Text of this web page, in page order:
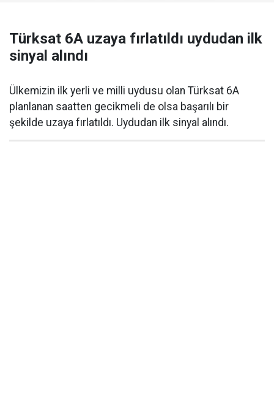
Türksat 6A uzaya fırlatıldı uydudan ilk
sinyal alındı
Ülkemizin ilk yerli ve milli uydusu olan Türksat 6A
planlanan saatten gecikmeli de olsa başarılı bir
şekilde uzaya fırlatıldı. Uydudan ilk sinyal alındı.